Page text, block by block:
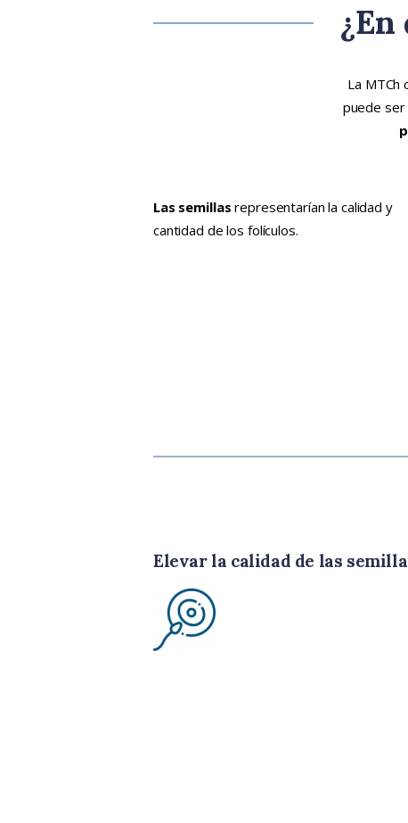
La MTCh
puede ser
Las semillas representarían la calidad y
cantidad de los folículos.
Elevar la calidad de las